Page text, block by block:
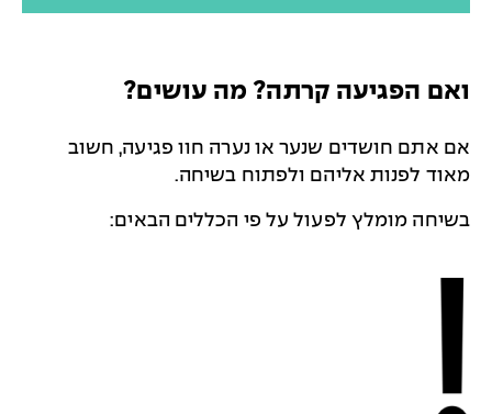
ואם הפגיעה קרתה? מה עושים?
אם אתם חושדים שנער או נערה חוו פגיעה, חשוב
מאוד לפנות אליהם ולפתוח בשיחה.
בשיחה מומלץ לפעול על פי הכללים הבאים: